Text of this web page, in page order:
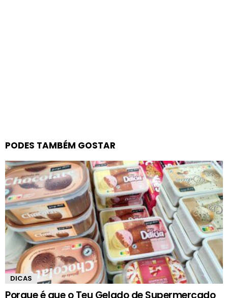
PODES TAMBÉM GOSTAR
DICAS
Porque é que o Teu Gelado de Supermercado